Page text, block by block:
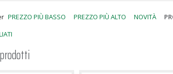
PREZZO PIÙ BASSO PREZZO PIÙ ALTO NOVITÀ